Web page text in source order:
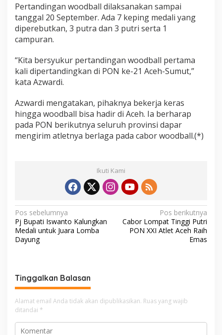
Pertandingan woodball dilaksanakan sampai
tanggal 20 September. Ada 7 keping medali yang
diperebutkan, 3 putra dan 3 putri serta 1
campuran.
“Kita bersyukur pertandingan woodball pertama
kali dipertandingkan di PON ke-21 Aceh-Sumut,”
kata Azwardi.
Azwardi mengatakan, pihaknya bekerja keras
hingga woodball bisa hadir di Aceh. Ia berharap
pada PON berikutnya seluruh provinsi dapar
mengirim atletnya berlaga pada cabor woodball.(*)
Ikuti Kami
N
a
v
a
s
i
p
Pos sebelumnya
Pj Bupati Iswanto Kalungkan
Medali untuk Juara Lomba
Dayung
Pos berikutnya
Cabor Lompat Tinggi Putri
PON XXI Atlet Aceh Raih
Emas
Tinggalkan Balasan
Alamat email Anda tidak akan dipublikasikan. Ruas yang wajib
ditandai *